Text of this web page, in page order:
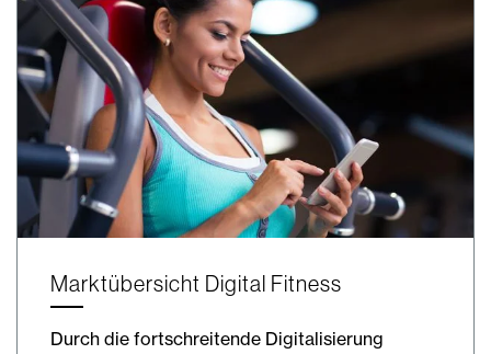
Marktübersicht Digital Fitness
Durch die fortschreitende Digitalisierung